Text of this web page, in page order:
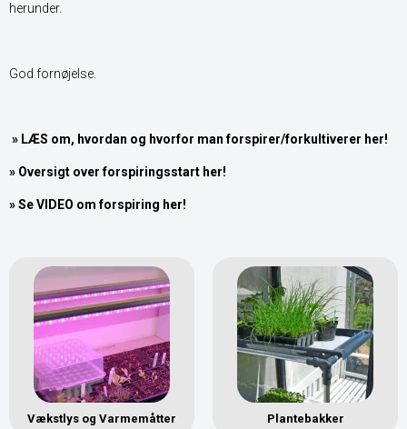
herunder.
God fornøjelse.
» LÆS om, hvordan og hvorfor man forspirer/forkultiverer her!
» Oversigt over forspiringsstart her!
» Se VIDEO om forspiring her!
Vækstlys og Varmemåtter Plantebakker